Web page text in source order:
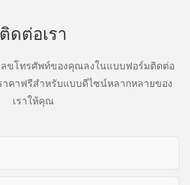
ติดต่อเรา
ลขโทรศัพท์ของคุณลงในแบบฟอร์มติดต่อ
าคาฟรีสำหรับแบบดีไซน์หลากหลายของ
เราให้คุณ